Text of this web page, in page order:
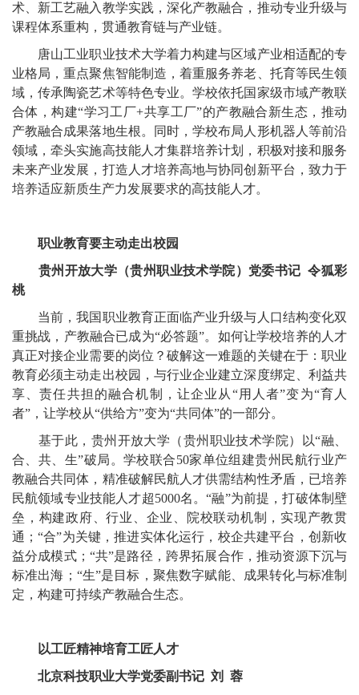
术、新工艺融入教学实践，深化产教融合，推动专业升级与
课程体系重构，贯通教育链与产业链。
唐山工业职业技术大学着力构建与区域产业相适配的专
业格局，重点聚焦智能制造，着重服务养老、托育等民生领
域，传承陶瓷艺术等特色专业。学校依托国家级市域产教联
合体，构建“学习工厂+共享工厂”的产教融合新生态，推动
产教融合成果落地生根。同时，学校布局人形机器人等前沿
领域，牵头实施高技能人才集群培养计划，积极对接和服务
未来产业发展，打造人才培养高地与协同创新平台，致力于
培养适应新质生产力发展要求的高技能人才。
职业教育要主动走出校园
贵州开放大学（贵州职业技术学院）党委书记 令狐彩
桃
当前，我国职业教育正面临产业升级与人口结构变化双
重挑战，产教融合已成为“必答题”。如何让学校培养的人才
真正对接企业需要的岗位？破解这一难题的关键在于：职业
教育必须主动走出校园，与行业企业建立深度绑定、利益共
享、责任共担的融合机制，让企业从“用人者”变为“育人
者”，让学校从“供给方”变为“共同体”的一部分。
基于此，贵州开放大学（贵州职业技术学院）以“融、
合、共、生”破局。学校联合50家单位组建贵州民航行业产
教融合共同体，精准破解民航人才供需结构性矛盾，已培养
民航领域专业技能人才超5000名。“融”为前提，打破体制壁
垒，构建政府、行业、企业、院校联动机制，实现产教贯
通；“合”为关键，推进实体化运行，校企共建平台，创新收
益分成模式；“共”是路径，跨界拓展合作，推动资源下沉与
标准出海；“生”是目标，聚焦数字赋能、成果转化与标准制
定，构建可持续产教融合生态。
以工匠精神培育工匠人才
北京科技职业大学党委副书记 刘 蓉